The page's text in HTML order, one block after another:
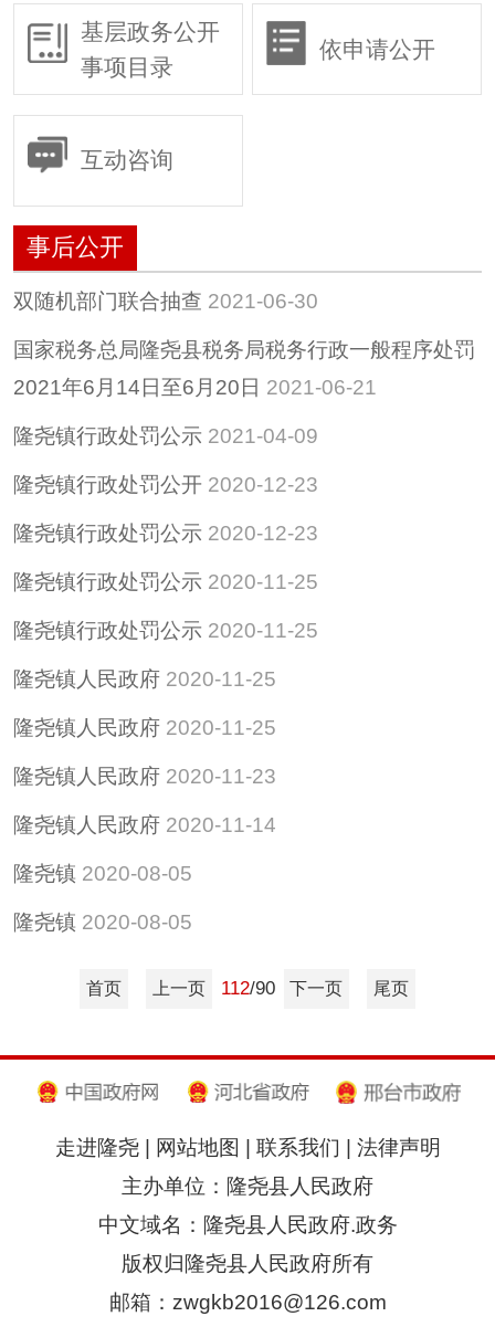
行政复议
行政执法
惠民惠农财政补贴专
招考招录
重大会议
其他
政策专栏
助企纾困
基层政务公开
事项目录
依申请公开
互动咨询
事后公开
双随机部门联合抽查 2021-06-30
国家税务总局隆尧县税务局税务行政一般程序处罚
2021年6月14日至6月20日 2021-06-21
隆尧镇行政处罚公示 2021-04-09
隆尧镇行政处罚公开 2020-12-23
隆尧镇行政处罚公示 2020-12-23
隆尧镇行政处罚公示 2020-11-25
隆尧镇行政处罚公示 2020-11-25
隆尧镇人民政府 2020-11-25
隆尧镇人民政府 2020-11-25
隆尧镇人民政府 2020-11-23
隆尧镇人民政府 2020-11-14
隆尧镇 2020-08-05
隆尧镇 2020-08-05
首页 上一页 112/90 下一页 尾页
走进隆尧| 网站地图 联系我们
法律声明
主办单位：隆尧县人民政府
中文域名：隆尧县人民政府.政务
版权归隆尧县人民政府所有
邮箱：zwgkb2016@126.com